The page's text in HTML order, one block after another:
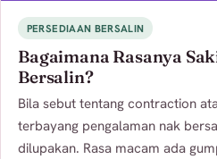
PERSEDIAAN BERSALIN
Bagaimana Rasanya
Bersalin?
Bila sebut tentang contraction
terbayang pengalaman nak
dilupakan. Rasa macam ada